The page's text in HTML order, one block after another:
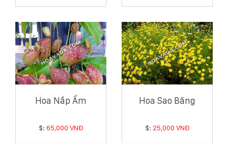
Hoa Nắp Ấm
$: 65,000 VNĐ
Hoa Sao Băng
$: 25,000 VNĐ